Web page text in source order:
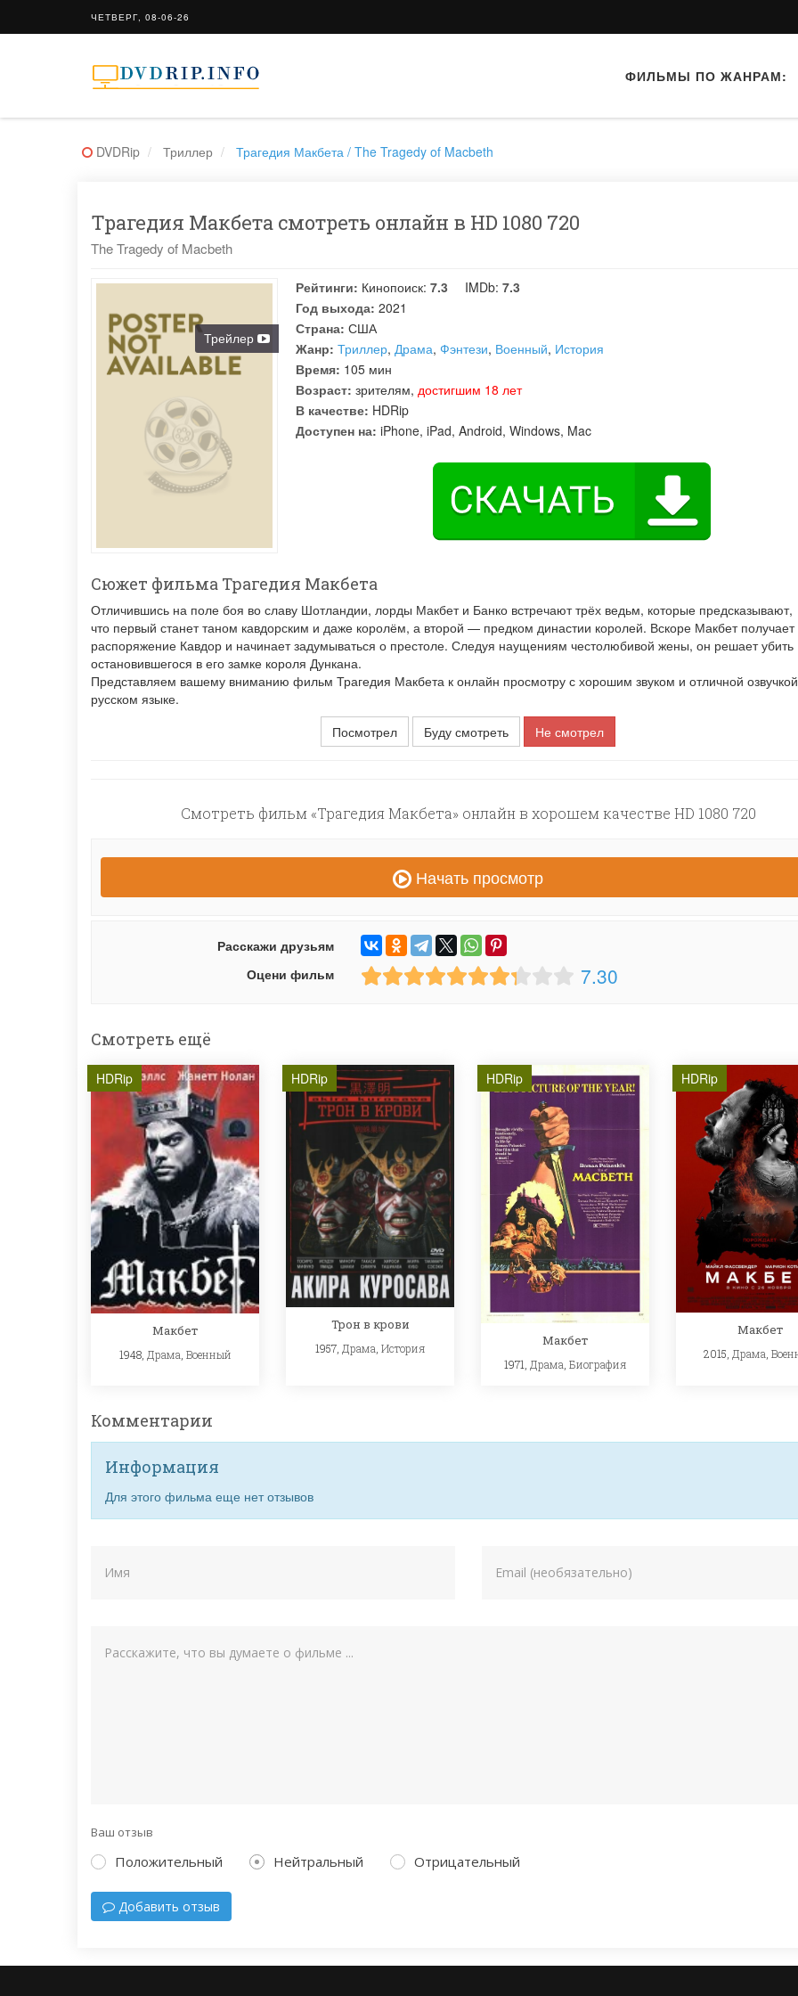
ЧЕТВЕРГ, 08-06-26
ФИЛЬМЫ ПО ЖАНРАМ:
DVDRip Триллер Трагедия Макбета / The Tragedy of Macbeth
Трагедия Макбета смотреть онлайн в HD 1080 720
The Tragedy of Macbeth
Трейлер
Рейтинги: Кинопоиск: 7.3 IMDb: 7.3
Год выхода: 2021
Страна: США
Жанр: Триллер, Драма, Фэнтези, Военный, История
Время: 105 мин
Возраст: зрителям, достигшим 18 лет
В качестве: HDRip
Доступен на: iPhone, iPad, Android, Windows, Mac
Сюжет фильма Трагедия Макбета
Отличившись на поле боя во славу Шотландии, лорды Макбет и Банко встречают трёх ведьм, которые предсказывают,
что первый станет таном кавдорским и даже королём, а второй — предком династии королей. Вскоре Макбет получает
распоряжение Кавдор и начинает задумываться о престоле. Следуя наущениям честолюбивой жены, он решает убить
остановившегося в его замке короля Дункана.
Представляем вашему вниманию фильм Трагедия Макбета к онлайн просмотру с хорошим звуком и отличной
русском языке.
Посмотрел
Буду смотреть Не смотрел
Смотреть фильм «Трагедия Макбета» онлайн в хорошем качестве HD 1080 720
Начать просмотр
Расскажи друзьям
Оцени фильм
7.30
Смотреть ещё
HDRip
Макбет
1948, Драма Военный
HDRip
Трон в крови
1957, Драма, История
HDRip
Макбет
1971, Драма Биография
HDRip
Макбет
2015, Драма
Комментарии
Информация
Для этого фильма еще нет отзывов
Ваш отзыв
Положительный Нейтральный Отрицательный
Добавить отзыв